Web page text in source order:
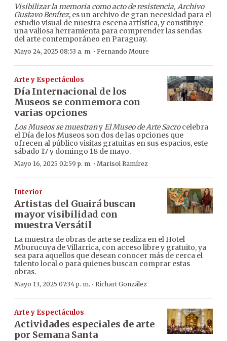
Visibilizar la memoria como acto de resistencia, Archivo
Gustavo Benítez, es un archivo de gran necesidad para el
estudio visual de nuestra escena artística, y constituye
una valiosa herramienta para comprender las sendas
del arte contemporáneo en Paraguay.
Mayo 24, 2025 08:53 a. m. · Fernando Moure
Arte y Espectáculos
Día Internacional de los
Museos se conmemora con
varias opciones
LosMuseos se muestranyEl Museo de Arte Sacrocelebra
el Día de los Museos son dos de las opciones que
ofrecen al público visitas gratuitas en sus espacios, este
sábado 17 y domingo 18 de mayo.
Mayo 16, 2025 02:59 p. m. · Marisol Ramírez
Interior
Artistas del Guairá buscan
mayor visibilidad con
muestra Versátil
La muestra de obras de arte se realiza en el Hotel
Mburucuya de Villarrica, con acceso libre y gratuito, ya
sea para aquellos que desean conocer más de cerca el
talento local o para quienes buscan comprar estas
obras.
Mayo 13, 2025 07:34 p. m. · Richart González
Arte y Espectáculos
Actividades especiales de arte
por Semana Santa